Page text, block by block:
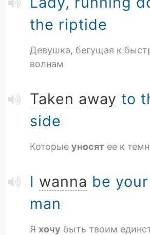
the riptide
Девушка, бегущая к
волнам
Taken away to
side
Которые уносятее к
I wanna be
man
Я хочу быть твоим